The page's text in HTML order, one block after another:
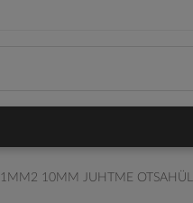
1MM2 10MM JUHTME